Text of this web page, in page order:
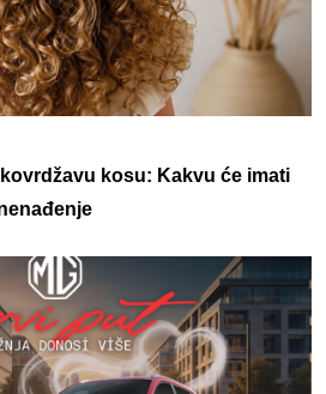
kosu: Kakvu će imati